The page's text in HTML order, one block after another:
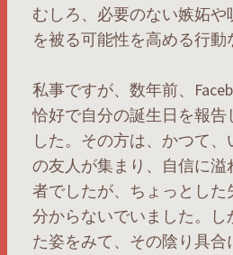
むしろ、必要のない嫉妬
を被る可能性を高める行動
私事ですが、数年前、
恰好で自分の誕生日を報告
した。その方は、かつて
の友人が集まり、自信に
者でしたが、ちょっとし
分からないでいました。し
た姿をみて、その陰り具合